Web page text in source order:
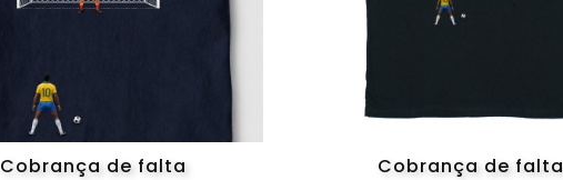
Cobrança de falta Cobrança de falta